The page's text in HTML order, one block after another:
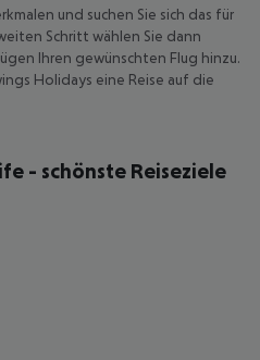
und suchen Sie sich das für
Schritt wählen Sie dann
Ihren gewünschten Flug hinzu.
Holidays eine Reise auf die
- schönste Reiseziele